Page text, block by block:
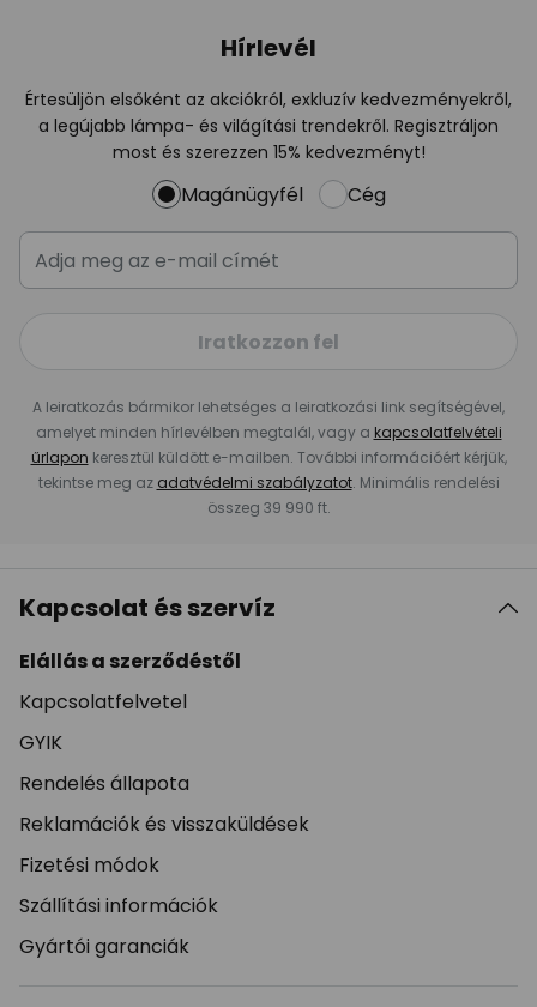
Hírlevél
Értesüljön elsőként az akciókról, exkluzív kedvezményekről,
a legújabb lámpa- és világítási trendekről. Regisztráljon
most és szerezzen 15% kedvezményt!
Magánügyfél Cég
Iratkozzon fel
A leiratkozás bármikor lehetséges a leiratkozási link segítségével,
amelyet minden hírlevélben megtalál, vagy a kapcsolatfelvételi
űrlapon keresztül küldött e-mailben. További információért kérjük,
tekintse meg az adatvédelmi szabályzatot. Minimális rendelési
összeg 39 990 ft.
Kapcsolat és szervíz
Elállás a szerződéstől
Kapcsolatfelvetel
GYIK
Rendelés állapota
Reklamációk és visszaküldések
Fizetési módok
Szállítási információk
Gyártói garanciák